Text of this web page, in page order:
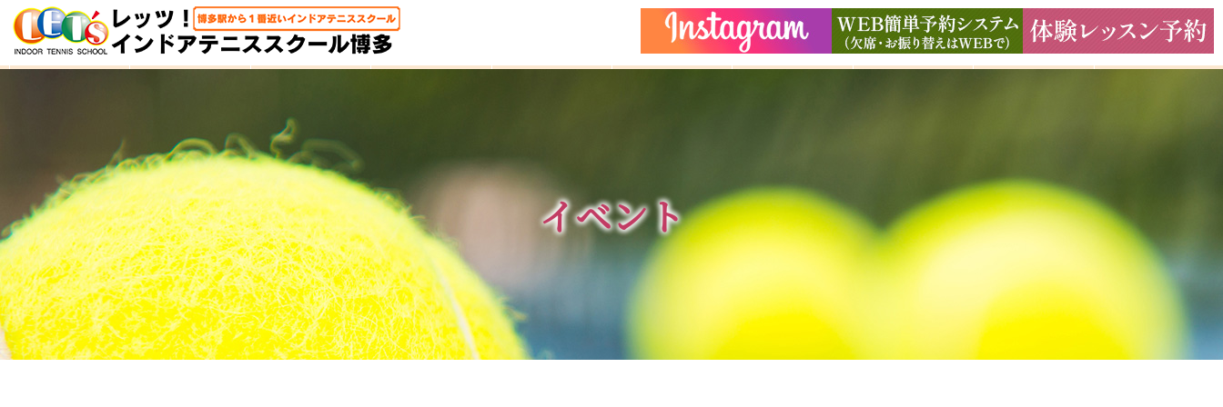
HOME 体験レッスン 大人クラス 子どもクラス イベント 施設ガイド ギャラリー アクセス よくある質問
イベント